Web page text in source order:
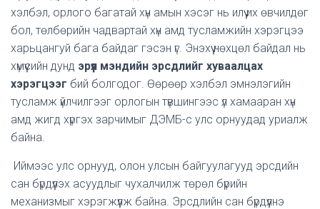
хэлбэл, орлого багатай хүн амын хэсэг нь илүү их өвчилдөг
бол, төлбөрийн чадвартай хүн амд тусламжийн хэрэгцээ
харьцангуй бага байдаг гэсэн үг. Энэхүү нөхцөл байдал нь
хүмүүсийн дунд эрүүл мэндийн эрсдлийг хуваалцах
хэрэгцээг бий болгодог. Өөрөөр хэлбэл эмнэлэгийн
тусламж үйлчилгээг орлогын түвшингээс үл хамааран хүн
амд жигд хүргэх зарчимыг ДЭМБ-с улс орнуудад уриалж
байна.
Иймээс улс орнууд, олон улсын байгуулагууд эрсдийн
сан бүрдүүлэх асуудлыг чухалчилж төрөл бүрийн
механизмыг хэрэгжүүлж байна. Эрсдлийн сан бүрдүүлнэ